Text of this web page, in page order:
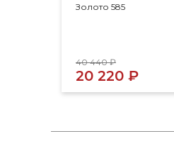
Золото 585
40 440 ₽
20 220 ₽